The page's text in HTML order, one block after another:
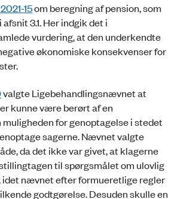
15om beregning af pension, som
3.1. Her indgik det i
vurdering, at den underkendte
økonomiske konsekvenser for
valgte Ligebehandlingsnævnet at
kunne være berørt af en
for genoptagelse i stedet
sagerne. Nævnet valgte
da det ikke var givet, at klagerne
til spørgsmålet om ulovlig
idet nævnet efter formueretlige regler
godtgørelse. Desuden skulle en